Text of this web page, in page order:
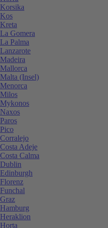
Korsika
Kos
Kreta
La Gomera
La Palma
Lanzarote
Madeira
Mallorca
Malta (Insel)
Menorca
Milos
Mykonos
Naxos
Paros
Pico
Corralejo
Costa Adeje
Costa Calma
Dublin
Edinburgh
Florenz
Funchal
Graz
Hamburg
Heraklion
Horta